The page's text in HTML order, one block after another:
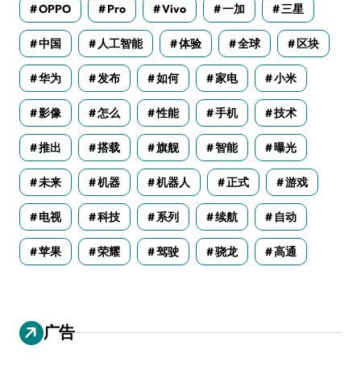
OPPO Pro Vivo 一加 三星
中国 人工智能 体验 全球 区块
华为 发布 如何 家电 小米
影像 怎么 性能 手机 技术
推出 搭载 旗舰 智能 曝光
未来 机器 机器人 正式 游戏
电视 科技 系列 续航 自动
苹果 荣耀 驾驶 骁龙 高通
广告